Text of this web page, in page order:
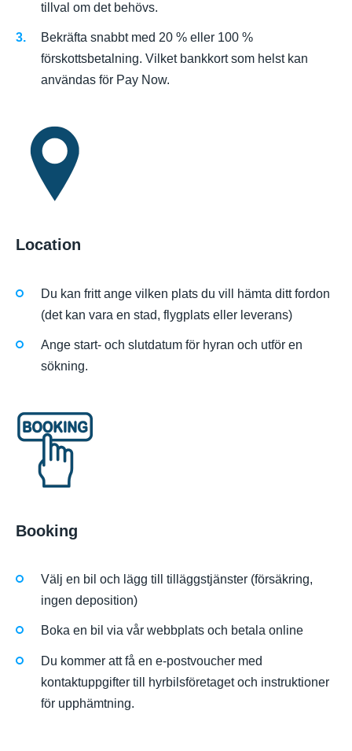
tillval om det behövs.
Bekräfta snabbt med 20 % eller 100 %
förskottsbetalning. Vilket bankkort som helst kan
användas för Pay Now.
Location
Du kan fritt ange vilken plats du vill hämta ditt fordon
(det kan vara en stad, flygplats eller leverans)
Ange start- och slutdatum för hyran och utför en
sökning.
Booking
Välj en bil och lägg till tilläggstjänster (försäkring,
ingen deposition)
Boka en bil via vår webbplats och betala online
Du kommer att få en e-postvoucher med
kontaktuppgifter till hyrbilsföretaget och instruktioner
för upphämtning.